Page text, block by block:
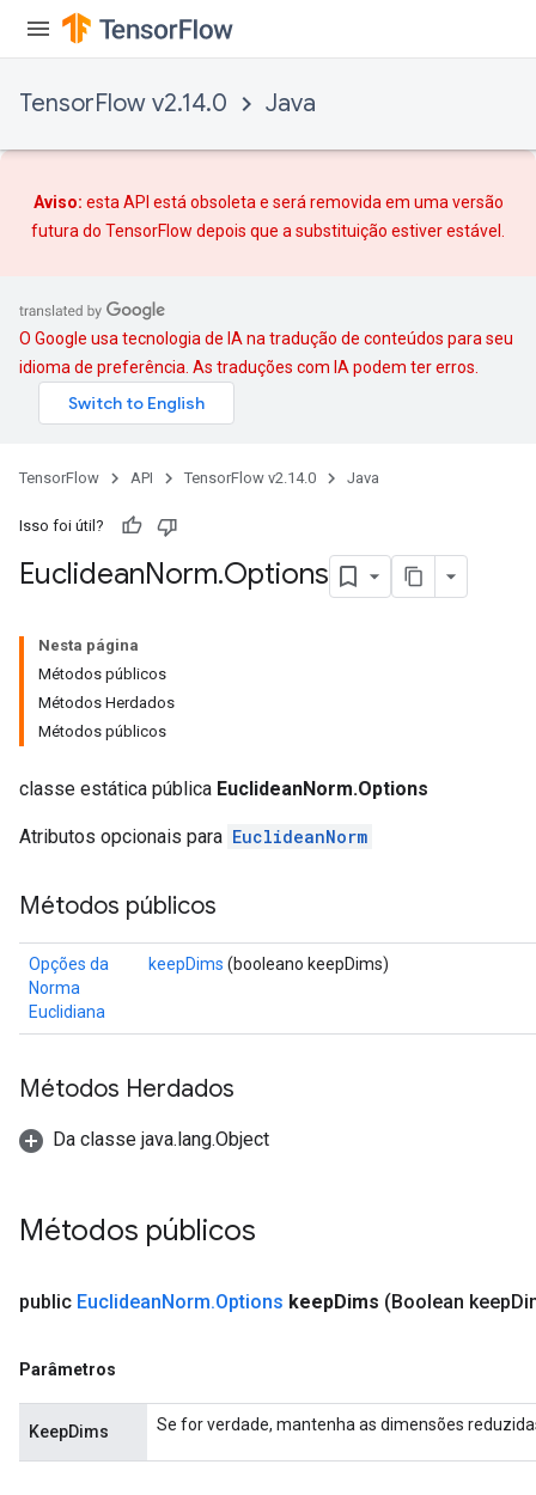
TensorFlow v2.14.0 Java
Aviso: esta API está obsoleta e será removida em uma versão
futura do TensorFlow depois que a substituição estiver estável.
O Google usa tecnologia de IA na tradução de conteúdos para seu
idioma de preferência. As traduções com IA podem ter erros.
TensorFlow API TensorFlow v2.14.0 Java
Isso foi útil?
EuclideanNorm.Options
Nesta página
Métodos públicos
Métodos Herdados
Métodos públicos
classe estática pública EuclideanNorm.Options
Atributos opcionais para EuclideanNorm
Métodos públicos
Opções da
Norma
Euclidiana
keepDims (booleano keepDims)
Métodos Herdados
Da classe java.lang.Object
Métodos públicos
public EuclideanNorm.Options keepDims (Boolean keep
Parâmetros
KeepDims Se for verdade, mantenha as dimensões